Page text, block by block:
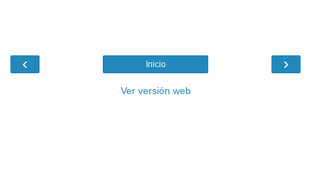
‹ ›
Inicio
Ver versión web